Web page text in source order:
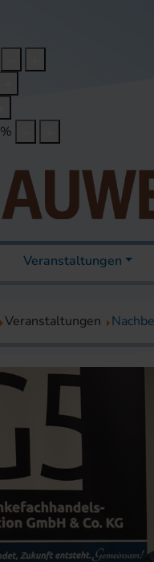
%
Veranstaltungen
Veranstaltungen